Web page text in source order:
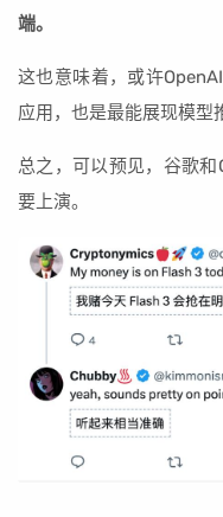
端。
这也意味着，或许
应用，也是最能展现模型
总之，可以预见，谷歌
要上演。